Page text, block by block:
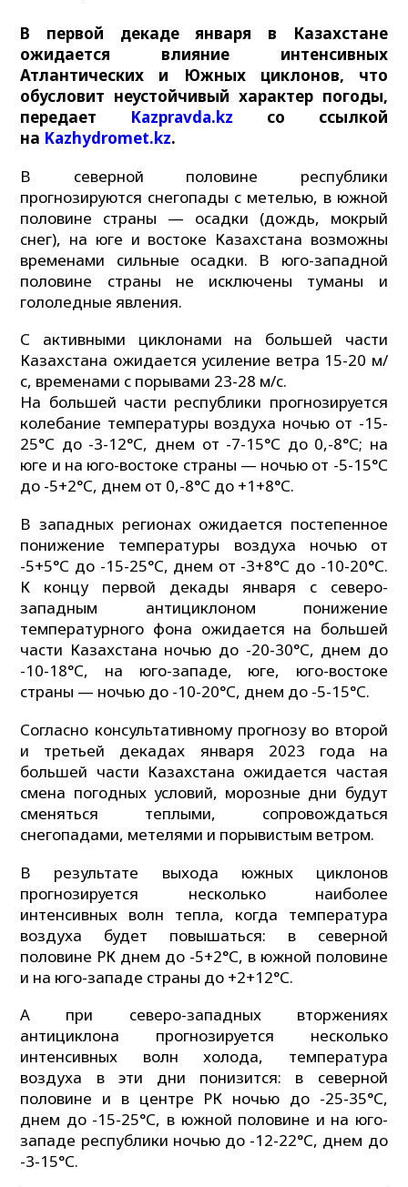
В первой декаде января в Казахстане
ожидается влияние интенсивных
Атлантических и Южных циклонов, что
обусловит неустойчивый характер погоды,
передает Kazpravda.kz со ссылкой
на Kazhydromet.kz.
В северной половине республики
прогнозируются снегопады с метелью, в южной
половине страны — осадки (дождь, мокрый
снег), на юге и востоке Казахстана возможны
временами сильные осадки. В юго-западной
половине страны не исключены туманы и
гололедные явления.
С активными циклонами на большей части
Казахстана ожидается усиление ветра 15-20 м/
с, временами с порывами 23-28 м/с.
На большей части республики прогнозируется
колебание температуры воздуха ночью от -15-
25°С до -3-12°С, днем от -7-15°С до 0,-8°С; на
юге и на юго-востоке страны — ночью от -5-15°С
до -5+2°С, днем от 0,-8°С до +1+8°С.
В западных регионах ожидается постепенное
понижение температуры воздуха ночью от
-5+5°С до -15-25°С, днем от -3+8°С до -10-20°С.
К концу первой декады января с северо-
западным антициклоном понижение
температурного фона ожидается на большей
части Казахстана ночью до -20-30°С, днем до
-10-18°С, на юго-западе, юге, юго-востоке
страны — ночью до -10-20°С, днем до -5-15°С.
Согласно консультативному прогнозу во второй
и третьей декадах января 2023 года на
большей части Казахстана ожидается частая
смена погодных условий, морозные дни будут
сменяться теплыми, сопровождаться
снегопадами, метелями и порывистым ветром.
В результате выхода южных циклонов
прогнозируется несколько наиболее
интенсивных волн тепла, когда температура
воздуха будет повышаться: в северной
половине РК днем до -5+2°С, в южной половине
и на юго-западе страны до +2+12°С.
А при северо-западных вторжениях
антициклона прогнозируется несколько
интенсивных волн холода, температура
воздуха в эти дни понизится: в северной
половине и в центре РК ночью до -25-35°С,
днем до -15-25°С, в южной половине и на юго-
западе республики ночью до -12-22°С, днем до
-3-15°С.